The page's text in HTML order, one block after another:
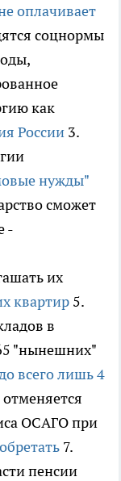
оплачивает
соцнормы
как
России 3.
нужды"
сможет
-
их
квартир 5.
в
"нынешних"
всего лишь 4
отменяется
ОСАГО при
7.
пенсии